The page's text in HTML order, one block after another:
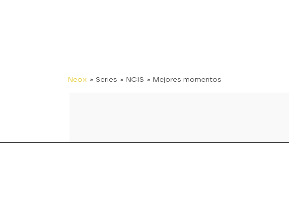
Neox » Series » NCIS » Mejores momentos